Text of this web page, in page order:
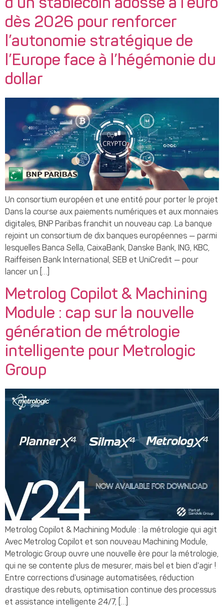
d’un stablecoin adossé à l’euro
dès 2026 pour renforcer
l’autonomie stratégique de
l’Europe face à l’hégémonie du
dollar
Un consortium européen et une entité pour porter le projet
Dans la course aux paiements numériques et aux monnaies
digitales, BNP Paribas franchit un nouveau cap. La banque
rejoint un consortium de dix banques européennes — parmi
lesquelles Banca Sella, CaixaBank, Danske Bank, ING, KBC,
Raiffeisen Bank International, SEB et UniCredit — pour
lancer un […]
Metrolog Copilot & Machining
Module : cap sur la nouvelle
génération de métrologie
intelligente pour Metrologic
Group
Metrolog Copilot & Machining Module : la métrologie qui agit
Avec Metrolog Copilot et son nouveau Machining Module,
Metrologic Group ouvre une nouvelle ère pour la métrologie,
qui ne se contente plus de mesurer, mais bel et bien d’agir !
Entre corrections d’usinage automatisées, réduction
drastique des rebuts, optimisation continue des processus
et assistance intelligente 24/7, […]